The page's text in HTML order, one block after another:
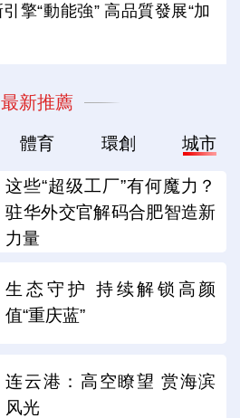
擎“動能強” 高品質發展“加
最新推薦
體育 環創 城市
这些“超级工厂”有何魔力？
驻华外交官解码合肥智造新
力量
生态守护 持续解锁高颜
值“重庆蓝”
连云港：高空瞭望 赏海滨
风光